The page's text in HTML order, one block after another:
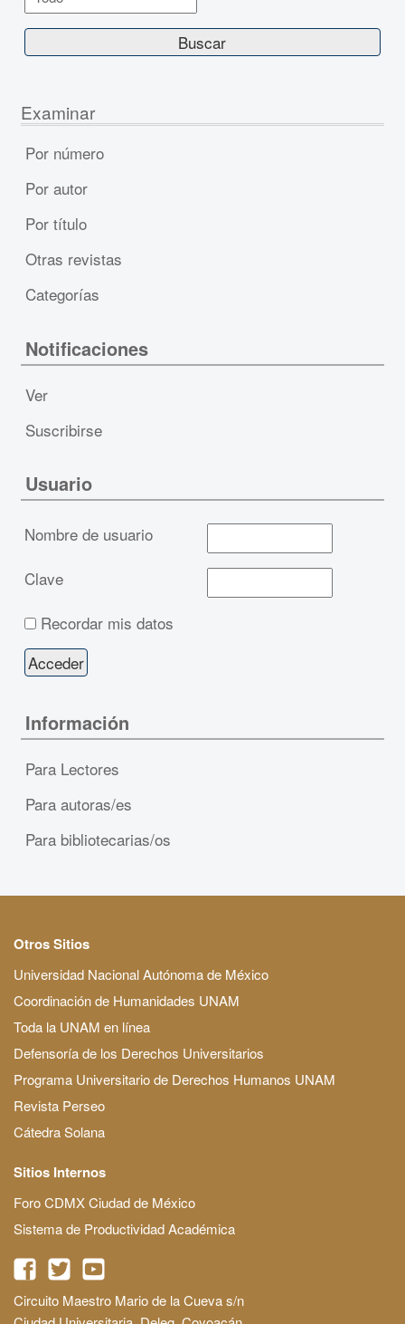
Examinar
Por número
Por autor
Por título
Otras revistas
Categorías
Notificaciones
Ver
Suscribirse
Usuario
Nombre de usuario
Clave
Recordar mis datos
Información
Para Lectores
Para autoras/es
Para bibliotecarias/os
Otros Sitios
Universidad Nacional Autónoma de México
Coordinación de Humanidades UNAM
Toda la UNAM en línea
Defensoría de los Derechos Universitarios
Programa Universitario de Derechos Humanos UNAM
Revista Perseo
Cátedra Solana
Sitios Internos
Foro CDMX Ciudad de México
Sistema de Productividad Académica
Circuito Maestro Mario de la Cueva s/n